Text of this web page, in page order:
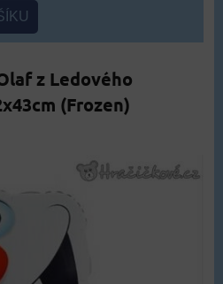
z Ledového
(Frozen)